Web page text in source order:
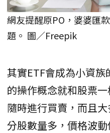
網友提醒原PO，婆婆匯
題。 圖／Freepik
其實ETF會成為小資
的操作概念就和股票
隨時進行買賣，而且
分股數量多，價格波